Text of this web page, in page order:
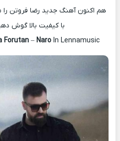
هم اکنون آهنگ جدید رضا فروتن را
با کیفیت بالا گوش
Forutan– NaroIn Lennamusic